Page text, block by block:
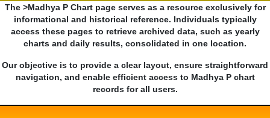
The >Madhya P Chart page serves as a resource exclusively for
informational and historical reference. Individuals typically
access these pages to retrieve archived data, such as yearly
charts and daily results, consolidated in one location.
Our objective is to provide a clear layout, ensure straightforward
navigation, and enable efficient access to Madhya P chart
records for all users.